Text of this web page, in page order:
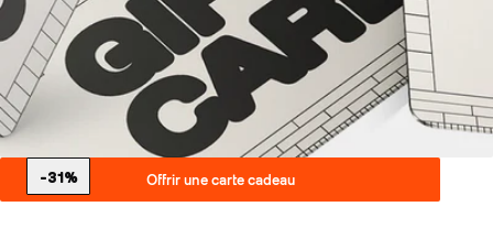
Offrir une carte cadeau
-31%